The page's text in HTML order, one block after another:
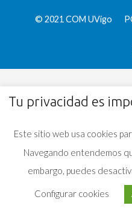
© 2021 COM UVigo
Tu privacidad es
Este sitio web usa cookies
Navegando entendemos
embargo, puedes
Configurar cookies